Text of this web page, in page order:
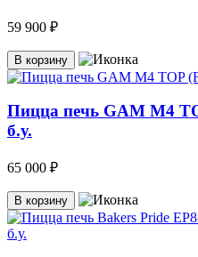
59 900 ₽
В корзину
Пицца печь GAM M4
б.у.
65 000 ₽
В корзину